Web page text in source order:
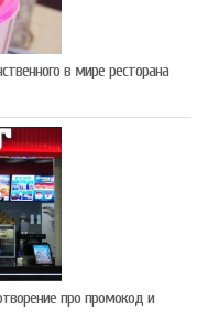
в мире ресторана
про промокод и